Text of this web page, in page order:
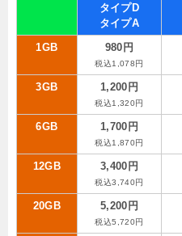
タイプD
タイプA
1GB 980円
税込1,078円
3GB 1,200円
税込1,320円
6GB 1,700円
税込1,870円
12GB 3,400円
税込3,740円
20GB 5,200円
税込5,720円